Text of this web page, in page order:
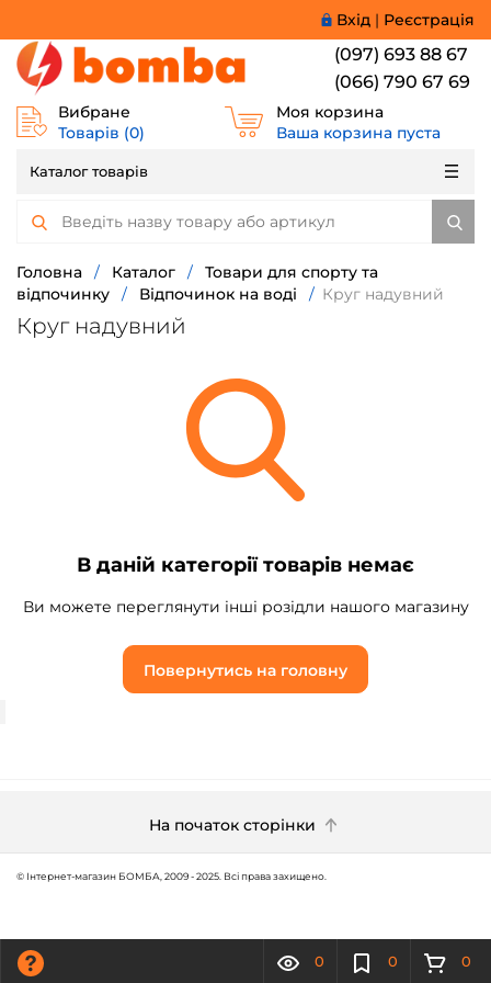
0 0 0
Вхід | Реєстрація
(097) 693 88 67
(066) 790 67 69
Вибране
Товарів (0)
Моя корзина
Ваша корзина пуста
Каталог товарів
Головна / Каталог /
Товари для спорту та
відпочинку
/ Відпочинок на воді / Круг надувний
Круг надувний
В даній категорії товарів немає
Ви можете переглянути інші розідли нашого магазину
Повернутись на головну
На початок сторінки
© Інтернет-магазин БОМБА, 2009 - 2025. Всі права захищено.